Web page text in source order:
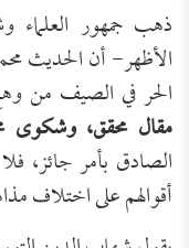
ذهب جمهور
الأظهر- أن الحديث
الحر في الصيف من
مقال محقق، وشكوى
الصادق بأمر جائز،
أقوالهم على اختلاف